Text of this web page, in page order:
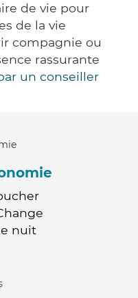
de vie pour
de la vie
compagnie ou
rassurante
un conseiller
nuit